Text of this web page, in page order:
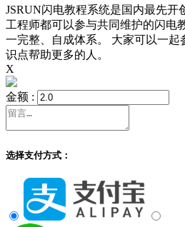
JSRUN闪电教程系统是国内最先开
工程师都可以参与共同维护的闪电
一完整、自成体系。 大家可以一起
识点帮助更多的人。
X
金额 :
选择支付方式：